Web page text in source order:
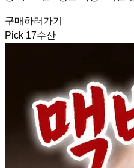
구매하러가기
Pick 17수산